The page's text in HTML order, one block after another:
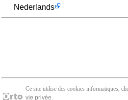
Nederlands
Ce site utilise des cookies informatiques,
vie privée.